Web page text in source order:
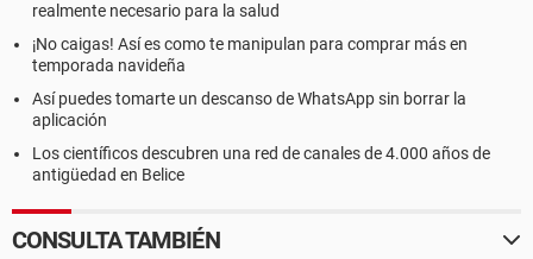
realmente necesario para la salud
¡No caigas! Así es como te manipulan para comprar más en
temporada navideña
Así puedes tomarte un descanso de WhatsApp sin borrar la
aplicación
Los científicos descubren una red de canales de 4.000 años de
antigüedad en Belice
CONSULTA TAMBIÉN